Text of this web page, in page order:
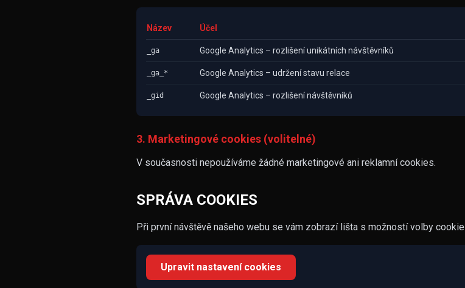
Název Účel
_ga Google Analytics – rozlišení unikátních návštěvníků
_ga_* Google Analytics – udržení stavu relace
_gid Google Analytics – rozlišení návštěvníků
3. Marketingové cookies (volitelné)
V současnosti nepoužíváme žádné marketingové ani reklamní cookies.
SPRÁVA COOKIES
Při první návštěvě našeho webu se vám zobrazí lišta s možností volby
Upravit nastavení cookies